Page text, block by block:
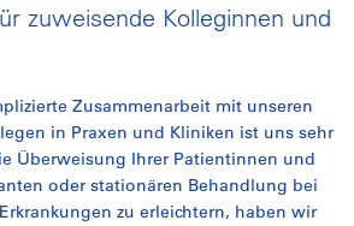
zuweisende Kolleginnen und
Zusammenarbeit mit unseren
in Praxen und Kliniken ist uns sehr
Überweisung Ihrer Patientinnen und
oder stationären Behandlung bei
zu erleichtern, haben wir